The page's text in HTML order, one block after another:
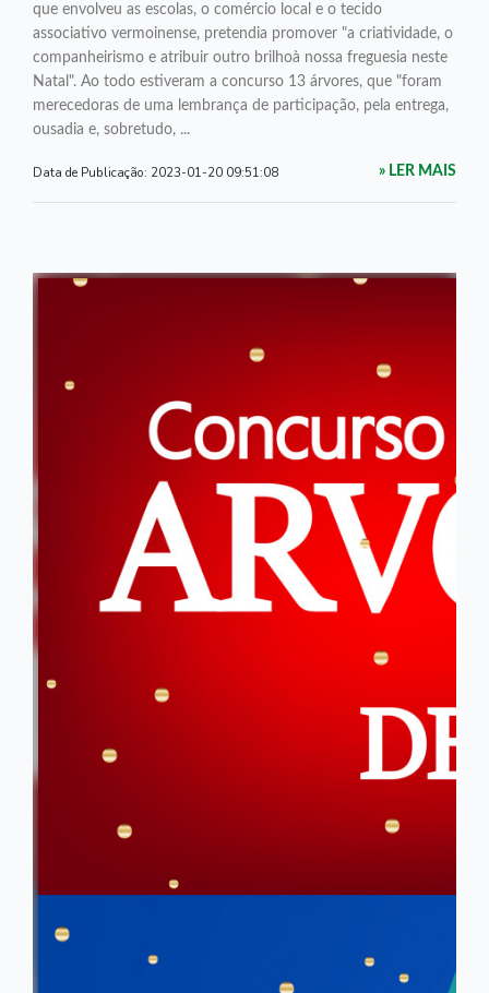
que envolveu as escolas, o comércio local e o tecido
associativo vermoinense, pretendia promover "a criatividade, o
companheirismo e atribuir outro brilhoà nossa freguesia neste
Natal". Ao todo estiveram a concurso 13 árvores, que "foram
merecedoras de uma lembrança de participação, pela entrega,
ousadia e, sobretudo, ...
» LER MAIS
Data de Publicação: 2023-01-20 09:51:08